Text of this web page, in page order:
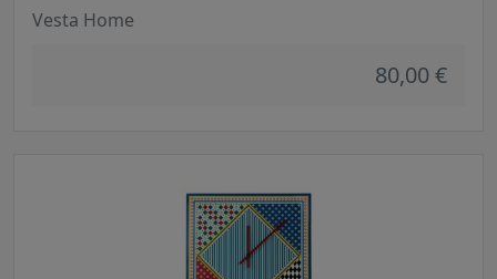
Vesta Home
80,00 €